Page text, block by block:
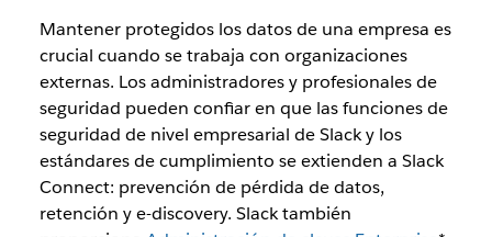
Mantener protegidos los datos de una empresa es
crucial cuando se trabaja con organizaciones
externas. Los administradores y profesionales de
seguridad pueden confiar en que las funciones de
seguridad de nivel empresarial de Slack y los
estándares de cumplimiento se extienden a Slack
Connect: prevención de pérdida de datos,
retención y e-discovery. Slack también